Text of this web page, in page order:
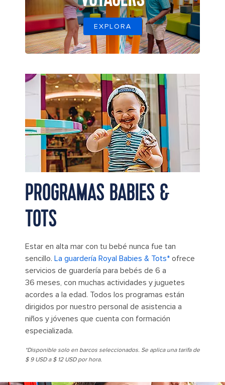
EXPLORA
Oasis of the Seas Sugar Beach Baby Eating Ice
Cream
PROGRAMAS BABIES &
TOTS
Estar en alta mar con tu bebé nunca fue tan
sencillo. La guardería Royal Babies & Tots* ofrece
servicios de guardería para bebés de 6 a
36 meses, con muchas actividades y juguetes
acordes a la edad. Todos los programas están
dirigidos por nuestro personal de asistencia a
niños y jóvenes que cuenta con formación
especializada.
*Disponible solo en barcos seleccionados. Se aplica una tarifa de
$ 9 USD a $ 12 USD por hora.